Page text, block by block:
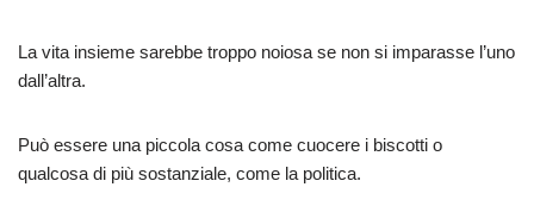
La vita insieme sarebbe troppo noiosa se non si imparasse l’uno
dall’altra.
Può essere una piccola cosa come cuocere i biscotti o
qualcosa di più sostanziale, come la politica.